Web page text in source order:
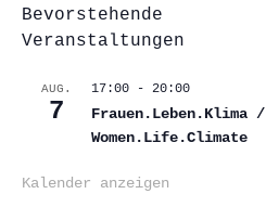
Bevorstehende
Veranstaltungen
AUG.
7
17:00 - 20:00
Frauen.Leben.Klima /
Women.Life.Climate
Kalender anzeigen